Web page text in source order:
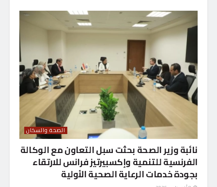
الصحة والسكان
نائبة وزير الصحة بحثت سبل التعاون مع الوكالة
الفرنسية للتنمية وإكسبيرتيز فرانس للارتقاء
بجودة خدمات الرعاية الصحية الأولية